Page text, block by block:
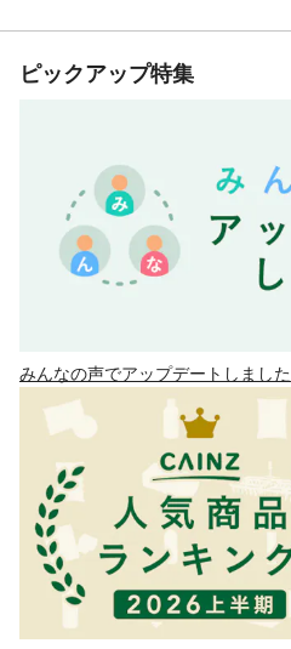
ピックアップ特集
みんなの声でアップデートしました